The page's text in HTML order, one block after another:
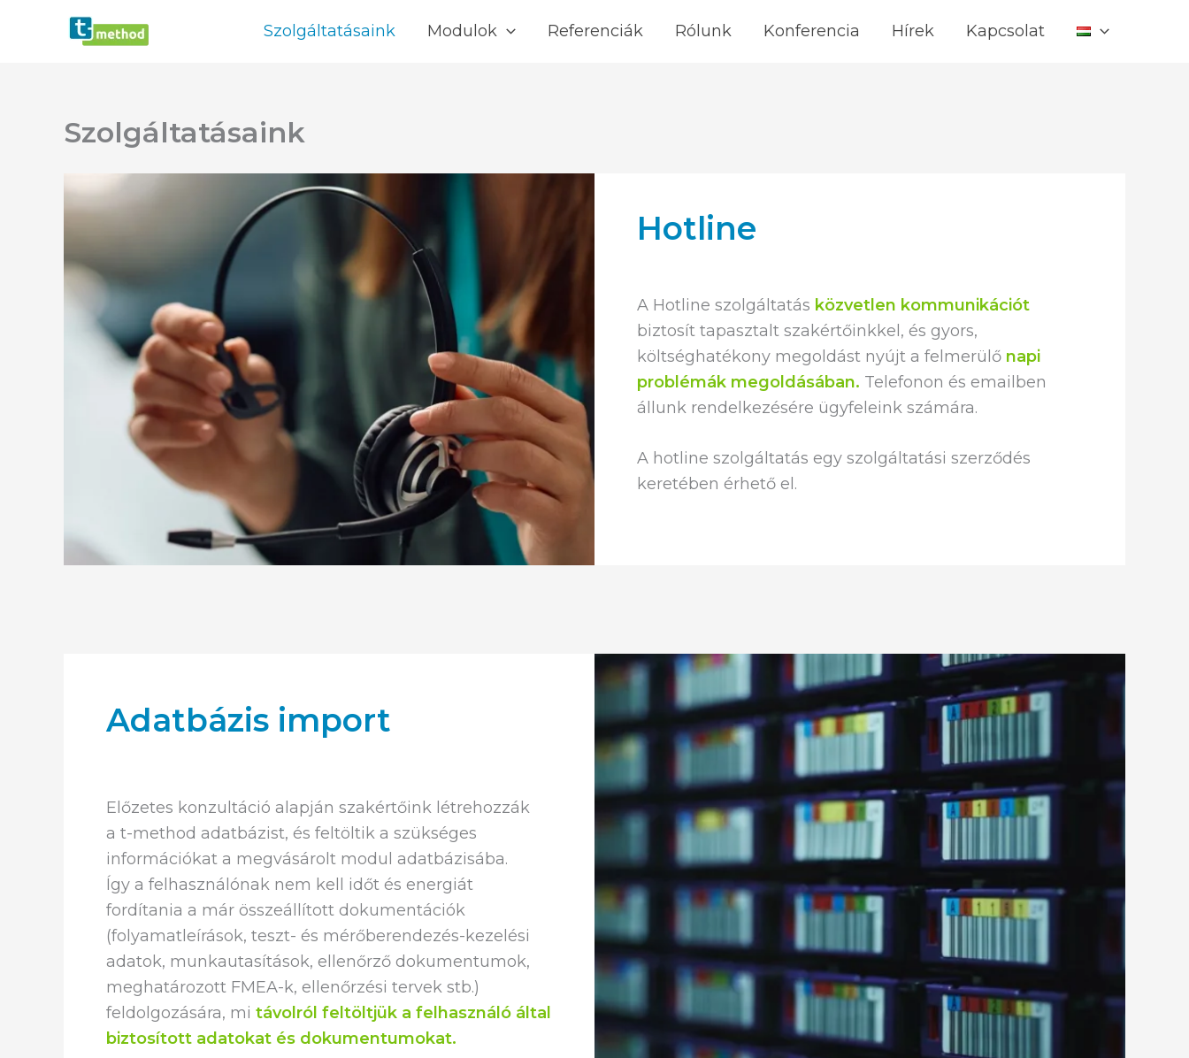
Szolgáltatásaink Modulok Referenciák Rólunk Konferencia Hírek Kapcsolat
Szolgáltatásaink
Hotline
A Hotline szolgáltatás közvetlen kommunikációt
biztosít tapasztalt szakértőinkkel, és gyors,
költséghatékony megoldást nyújt a felmerülő napi
problémák megoldásában. Telefonon és emailben
állunk rendelkezésére ügyfeleink számára.
A hotline szolgáltatás egy szolgáltatási szerződés
keretében érhető el.
Adatbázis import
Előzetes konzultáció alapján szakértőink létrehozzák
a t-method adatbázist, és feltöltik a szükséges
információkat a megvásárolt modul adatbázisába.
Így a felhasználónak nem kell időt és energiát
fordítania a már összeállított dokumentációk
(folyamatleírások, teszt- és mérőberendezés-kezelési
adatok, munkautasítások, ellenőrző dokumentumok,
meghatározott FMEA-k, ellenőrzési tervek stb.)
feldolgozására, mi távolról feltöltjük a felhasználó által
biztosított adatokat és dokumentumokat.